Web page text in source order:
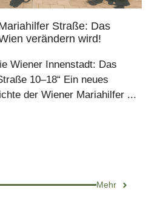
Straße: Das
verändern wird!
Wiener Innenstadt: Das
10–18“ Ein neues
der Wiener Mariahilfer ...
Mehr